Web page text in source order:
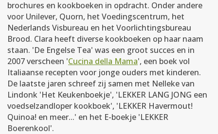
brochures en kookboeken in opdracht. Onder andere
voor Unilever, Quorn, het Voedingscentrum, het
Nederlands Visbureau en het Voorlichtingsbureau
Brood. Clara heeft diverse kookboeken op haar naam
staan. 'De Engelse Tea' was een groot succes en in
2007 verscheen 'Cucina della Mama', een boek vol
Italiaanse recepten voor jonge ouders met kinderen.
De laatste jaren schreef zij samen met Nelleke van
Lindonk 'Het Keukenboekje', 'LEKKER LANG JONG een
voedselzandloper kookboek', 'LEKKER Havermout!
Quinoa! en meer...' en het E-boekje 'LEKKER
Boerenkool'.